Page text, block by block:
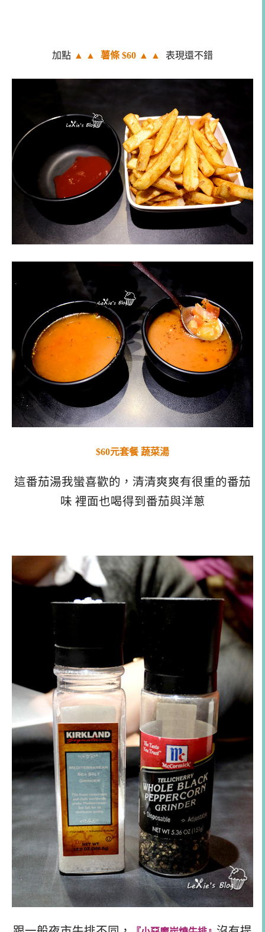
加點 ▲ ▲ 薯條 $60 ▲ ▲ 表現還不錯
$60元套餐 蔬菜湯
這番茄湯我蠻喜歡的，清清爽爽有很重的番茄
味 裡面也喝得到番茄與洋蔥